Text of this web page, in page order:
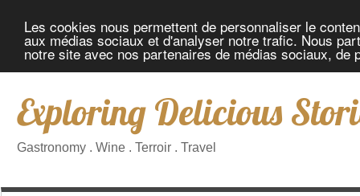
Les cookies nous permettent de personnaliser le
aux médias sociaux et d'analyser notre trafic. Nous
notre site avec nos partenaires de médias sociaux, de
Exploring Delicious
Gastronomy . Wine . Terroir . Travel